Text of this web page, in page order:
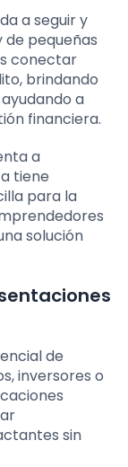
a seguir y
pequeñas
conectar
brindando
a
financiera.
a
tiene
para la
solución
de
inversores o
sin